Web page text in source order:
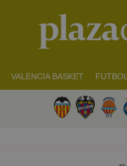
VALENCIA BASKET FUTBOL